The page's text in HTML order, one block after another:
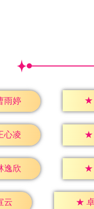
雨婷 ★
心凌 ★
逸欣 ★
云 ★